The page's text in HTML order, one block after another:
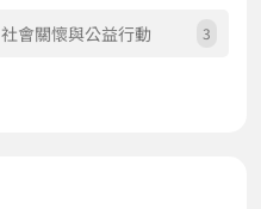
社會關懷與公益行動 3